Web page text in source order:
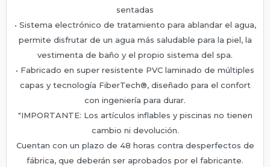
sentadas
• Sistema electrónico de tratamiento para ablandar el agua,
permite disfrutar de un agua más saludable para la piel, la
vestimenta de baño y el propio sistema del spa.
• Fabricado en super resistente PVC laminado de múltiples
capas y tecnología FiberTech®, diseñado para el confort
con ingeniería para durar.
"IMPORTANTE: Los artículos inflables y piscinas no tienen
cambio ni devolución.
Cuentan con un plazo de 48 horas contra desperfectos de
fábrica, que deberán ser aprobados por el fabricante.